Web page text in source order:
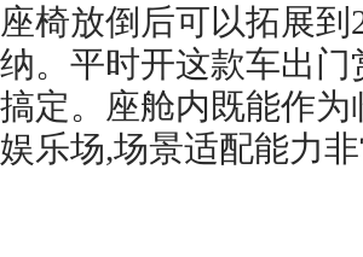
座椅放倒后可以拓展
纳。平时开这款车出
搞定。座舱内既能作
娱乐场,场景适配能力非